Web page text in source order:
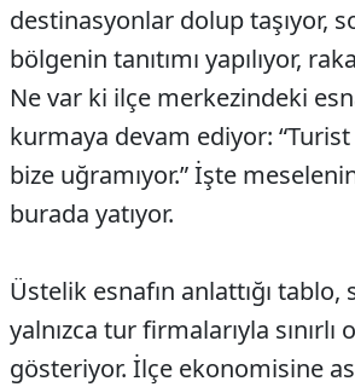
destinasyonlar dolup taşıyor,
bölgenin tanıtımı yapılıyor,
Ne var ki ilçe merkezindeki
kurmaya devam ediyor:
bize uğramıyor.” İşte
burada yatıyor.
Üstelik esnafın anlattığı tablo,
yalnızca tur firmalarıyla sınırlı
gösteriyor. İlçe ekonomisine